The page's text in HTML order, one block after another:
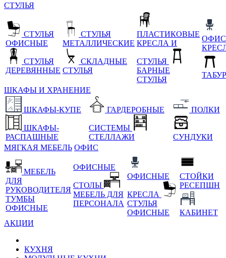
СТУЛЬЯ
СТУЛЬЯ
ОФИСНЫЕ
СТУЛЬЯ
ДЕРЕВЯННЫЕ
СТУЛЬЯ
МЕТАЛЛИЧЕСКИЕ
СКЛАДНЫЕ
СТУЛЬЯ
ПЛАСТИКОВЫЕ
КРЕСЛА И
СТУЛЬЯ
БАРНЫЕ
СТУЛЬЯ
ШКАФЫ И ХРАНЕНИЕ
ШКАФЫ-КУПЕ
ШКАФЫ-
РАСПАШНЫЕ
ГАРДЕРОБНЫЕ
СИСТЕМЫ
СТЕЛЛАЖИ
ПОЛКИ
СУНДУКИ
МЯГКАЯ МЕБЕЛЬ ОФИС
МЕБЕЛЬ
ДЛЯ
РУКОВОДИТЕЛЯ
ТУМБЫ
ОФИСНЫЕ
ОФИСНЫЕ
СТОЛЫ
МЕБЕЛЬ ДЛЯ
ПЕРСОНАЛА
ОФИСНЫЕ
КРЕСЛА
СТУЛЬЯ
ОФИСНЫЕ
СТОЙКИ
РЕСЕПШН
КАБИНЕТ
АКЦИИ
КУХНЯ